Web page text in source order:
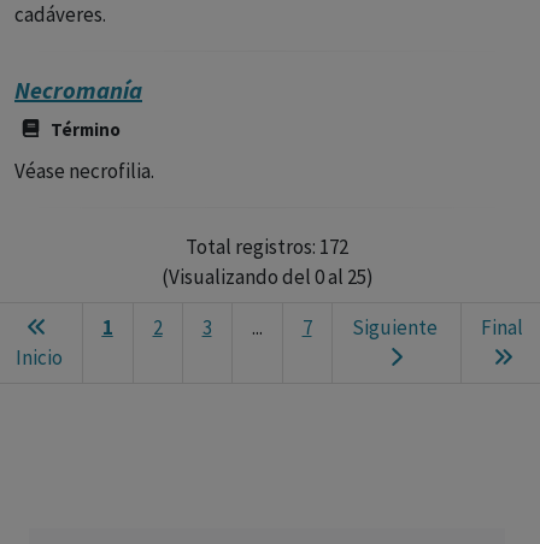
cadáveres.
Necromanía
Término
Véase necrofilia.
Total registros: 172
(Visualizando del 0 al 25)
Inicio
1 2 3 ... 7 Siguiente
Final